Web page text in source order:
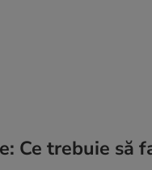
Ce trebuie să